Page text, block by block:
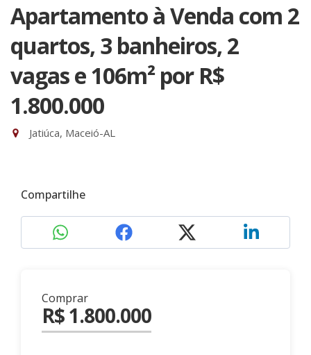
Apartamento à Venda com 2
quartos, 3 banheiros, 2
vagas e 106m² por R$
1.800.000
Jatiúca, Maceió-AL
Compartilhe
Comprar
R$ 1.800.000